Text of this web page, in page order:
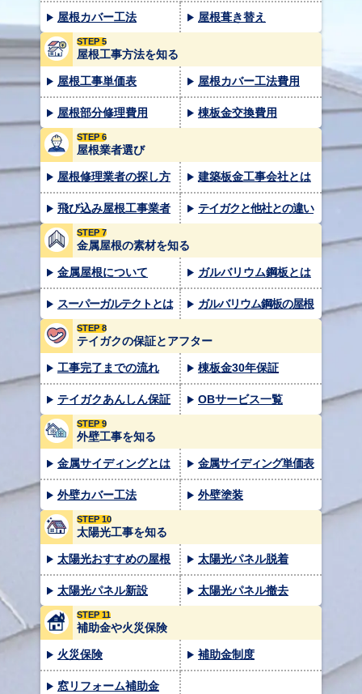
屋根カバー工法 屋根葺き替え
STEP 5
屋根工事方法を知る
屋根工事単価表 屋根カバー工法費用
屋根部分修理費用 棟板金交換費用
STEP 6
屋根業者選び
屋根修理業者の探し方 建築板金工事会社とは
飛び込み屋根工事業者 テイガクと他社との違い
STEP 7
金属屋根の素材を知る
金属屋根について ガルバリウム鋼板とは
スーパーガルテクトとは ガルバリウム鋼板の屋根
STEP 8
テイガクの保証とアフター
工事完了までの流れ 棟板金30年保証
テイガクあんしん保証 OBサービス一覧
STEP 9
外壁工事を知る
金属サイディングとは 金属サイディング単価表
外壁カバー工法 外壁塗装
STEP 10
太陽光工事を知る
太陽光おすすめの屋根 太陽光パネル脱着
太陽光パネル新設 太陽光パネル撤去
STEP 11
補助金や火災保険
火災保険 補助金制度
窓リフォーム補助金